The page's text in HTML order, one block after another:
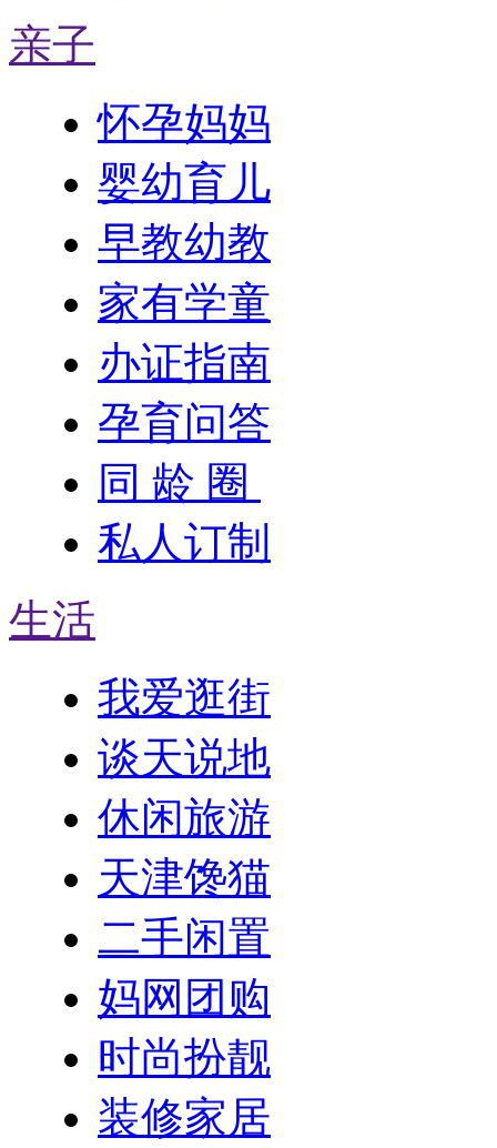
亲子
怀孕妈妈
婴幼育儿
早教幼教
家有学童
办证指南
孕育问答
同 龄 圈
私人订制
生活
我爱逛街
谈天说地
休闲旅游
天津馋猫
二手闲置
妈网团购
时尚扮靓
装修家居